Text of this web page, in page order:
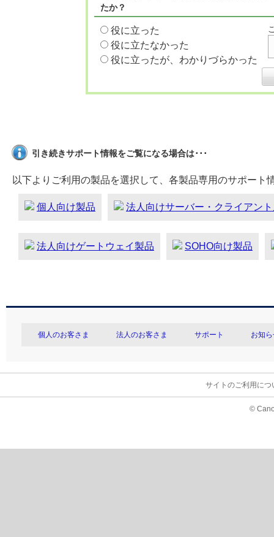
たか？
役に立った
役に立たなかった
役に立ったが、わかりづらかった
引き続きサポート情報をご覧になる場合は･･･
以下よりご利用の製品を選択して、各製品専用のサポート
個人向け製品 法人向けサーバー・クライアン
法人向けゲートウェイ製品 SOHO向け製品
個人のお客さま 法人のお客さま サポート お知
サイトのご利用につ
©